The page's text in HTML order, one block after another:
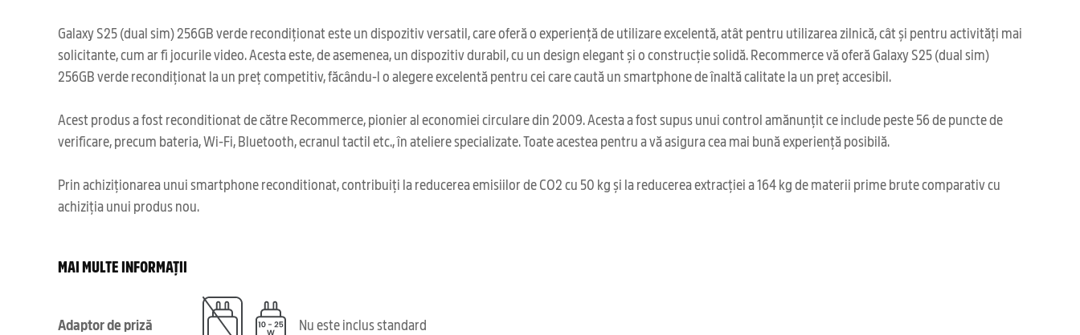
Galaxy S25 (dual sim) 256GB verde recondiționat este un dispozitiv versatil, care oferă o experiență de utilizare excelentă, atât pentru utilizarea zilnică, cât și pentru activități mai
solicitante, cum ar fi jocurile video. Acesta este, de asemenea, un dispozitiv durabil, cu un design elegant și o construcție solidă. Recommerce vă oferă Galaxy S25 (dual sim)
256GB verde recondiționat la un preț competitiv, făcându-l o alegere excelentă pentru cei care caută un smartphone de înaltă calitate la un preț accesibil.
Acest produs a fost reconditionat de către Recommerce, pionier al economiei circulare din 2009. Acesta a fost supus unui control amănunțit ce include peste 56 de puncte de
verificare, precum bateria, Wi-Fi, Bluetooth, ecranul tactil etc., în ateliere specializate. Toate acestea pentru a vă asigura cea mai bună experiență posibilă.
Prin achiziționarea unui smartphone reconditionat, contribuiți la reducerea emisiilor de CO2 cu 50 kg și la reducerea extracției a 164 kg de materii prime brute comparativ cu
achiziția unui produs nou.
MAI MULTE INFORMAȚII
Adaptor de priză Nu este inclus standard